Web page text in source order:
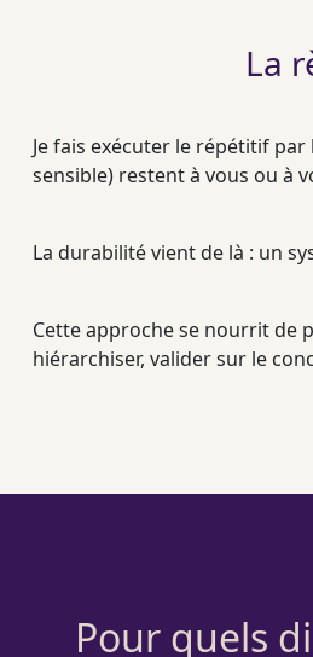
La
Je fais exécuter le répétitif par
sensible) restent à vous ou à
La durabilité vient de là : un
Cette approche se nourrit de
hiérarchiser, valider sur le
Pour quels